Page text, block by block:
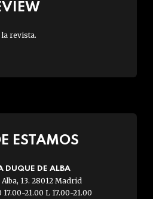
revista.
ESTAMOS
DUQUE DE ALBA
13. 28012 Madrid
17.00-21.00 L 17.00-21.00